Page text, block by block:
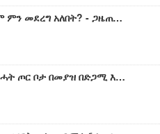
ጦርነቱ እንዳይራዘም ምን መደረግ አለበት? - ጋዜጠኛ ርዕዮት አለሙ
ሸሸ የተባለው የህወሓት ጦር ቦታ በመያዝ በድጋሚ እንዳያንሰራራ ትኩረት መደረግ አለበት - ጎበዜ ሲሳይ